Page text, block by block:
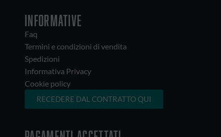
INFORMATIVE
Faq
Termini e condizioni di vendita
Spedizioni
Informativa Privacy
Cookie policy
RECEDERE DAL CONTRATTO QUI